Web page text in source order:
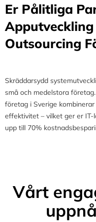
Er Pålitliga
Outsourcing
Skräddarsydd
små och medelstora
företag i Sverige
effektivitet – vilket ger er IT-
upp till 70%
Vårt